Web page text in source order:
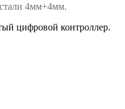
4мм+4мм.
цифровой контроллер.